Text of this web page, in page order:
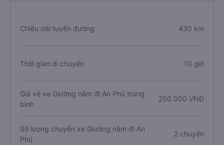
Chiều dài tuyến đường 430 km
Thời gian di chuyển 10 giờ
Giá vé xe Giường nằm đi An Phú trung
bình
250.000 VNĐ